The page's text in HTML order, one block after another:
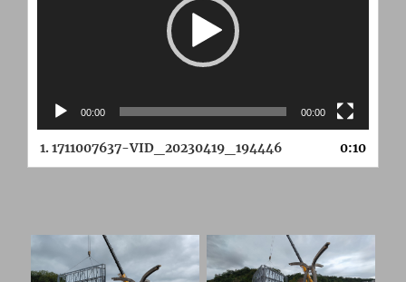
00:00 00:00
1.1711007637-VID_20230419_194446 0:10